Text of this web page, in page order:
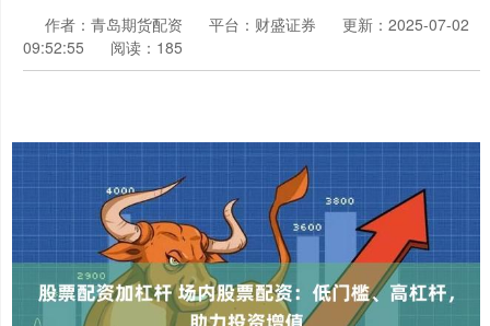
作者：青岛期货配资 平台：财盛证券
更新：2025-07-02
09:52:55
阅读：185